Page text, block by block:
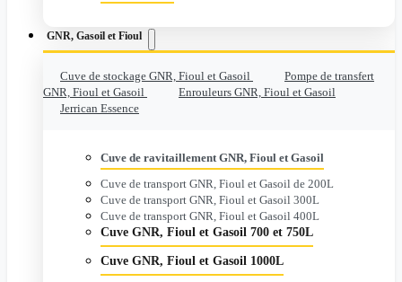
GNR, Gasoil et Fioul
Cuve de stockage GNR, Fioul et Gasoil
Pompe de transfert
GNR, Fioul et Gasoil
Enrouleurs GNR, Fioul et Gasoil
Jerrican Essence
Cuve de ravitaillement GNR, Fioul et Gasoil
Cuve de transport GNR, Fioul et Gasoil de 200L
Cuve de transport GNR, Fioul et Gasoil 300L
Cuve de transport GNR, Fioul et Gasoil 400L
Cuve GNR, Fioul et Gasoil 700 et 750L
Cuve GNR, Fioul et Gasoil 1000L